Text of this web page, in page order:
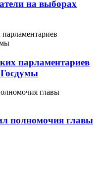
на выборах
парламентариев
полномочия главы